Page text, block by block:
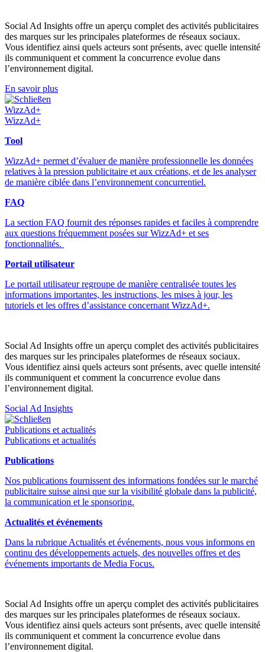
Social Ad Insights offre un aperçu complet des activités publicitaires
des marques sur les principales plateformes de réseaux sociaux.
Vous identifiez ainsi quels acteurs sont présents, avec quelle intensité
ils communiquent et comment la concurrence evolue dans
l’environnement digital.
En savoir plus
Schließen
WizzAd+
WizzAd+
Tool
WizzAd+ permet d’évaluer de manière professionnelle les données
relatives à la pression publicitaire et aux créations, et de les analyser
de manière ciblée dans l’environnement concurrentiel.
FAQ
La section FAQ fournit des réponses rapides et faciles à comprendre
aux questions fréquemment posées sur WizzAd+ et ses
fonctionnalités.
Portail utilisateur
Le portail utilisateur regroupe de manière centralisée toutes les
informations importantes, les instructions, les mises à jour, les
tutoriels et les offres d’assistance concernant WizzAd+.
Social Ad Insights offre un aperçu complet des activités publicitaires
des marques sur les principales plateformes de réseaux sociaux.
Vous identifiez ainsi quels acteurs sont présents, avec quelle intensité
ils communiquent et comment la concurrence evolue dans
l’environnement digital.
Social Ad Insights
Schließen
Publications et actualités
Publications et actualités
Publications
Nos publications fournissent des informations fondées sur le marché
publicitaire suisse ainsi que sur la visibilité globale dans la publicité,
la communication et le sponsoring.
Actualités et événements
Dans la rubrique Actualités et événements, nous vous informons en
continu des développements actuels, des nouvelles offres et des
événements importants de Media Focus.
Social Ad Insights offre un aperçu complet des activités publicitaires
des marques sur les principales plateformes de réseaux sociaux.
Vous identifiez ainsi quels acteurs sont présents, avec quelle intensité
ils communiquent et comment la concurrence evolue dans
l’environnement digital.